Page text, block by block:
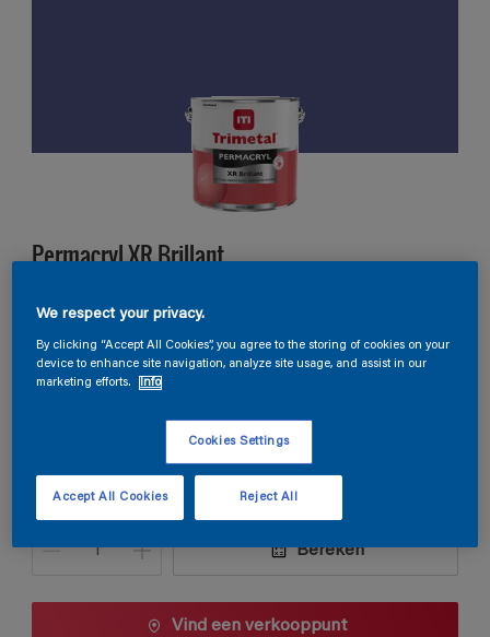
Permacryl XR Brillant
V6.30.30
Kleur wijzigen
Verfcalculator
Bereken
Vind een verkooppunt
We respect your privacy.
By clicking “Accept All Cookies”, you agree to the storing of cookies on your
device to enhance site navigation, analyze site usage, and assist in our
marketing efforts.
Info
Cookies Settings
Reject All
Accept All Cookies